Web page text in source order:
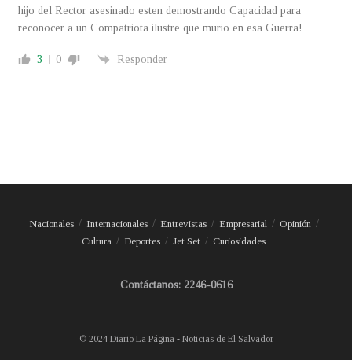
hijo del Rector asesinado esten demostrando Capacidad para
reconocer a un Compatriota ilustre que murio en esa Guerra!
3 0 Responder
Nacionales Internacionales Entrevistas Empresarial
Opinión
Cultura
Deportes Jet Set Curiosidades
Contáctanos: 2246-0616
© 2024 Diario La Página - Noticias de El Salvador